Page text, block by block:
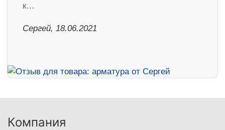
к…
Сергей, 18.06.2021
Компания